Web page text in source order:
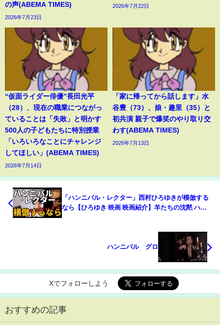
の声(ABEMA TIMES)
2026年7月23日
2026年7月22日
“仮面ライダー俳優”長田光平
（28）、現在の職業につながっ
ていることは「失敗」と明かす
500人の子どもたちに特別授業
「いろいろなことにチャレンジ
してほしい」(ABEMA TIMES)
2026年7月14日
「家に帰ってから話します」水
谷豊（73）、娘・趣里（35）と
初共演 親子で爆笑のやり取り交
わす(ABEMA TIMES)
2026年7月13日
「ハンニバル・レクター」西村ひろゆきが模倣する
なら【ひろゆき 映画 映画紹介】羊たちの沈黙 ハン
ハンニバル グロ
Xでフォローしよう
おすすめの記事